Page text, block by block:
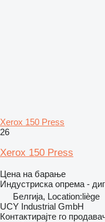
Xerox 150 Press
26
Xerox 150 Press
Цена на барање
Индустриска опрема -
Белгија, Location:liège
UCY Industrial GmbH
Контактирајте го